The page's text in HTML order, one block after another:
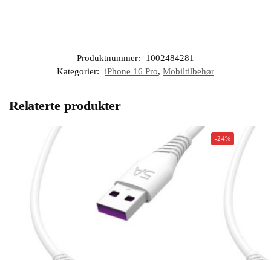
Produktnummer:
1002484281
Kategorier:
iPhone 16 Pro, Mobiltilbehør
Relaterte produkter
-24%